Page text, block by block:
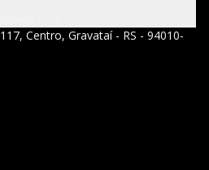
Centro, Gravataí - RS - 94010-